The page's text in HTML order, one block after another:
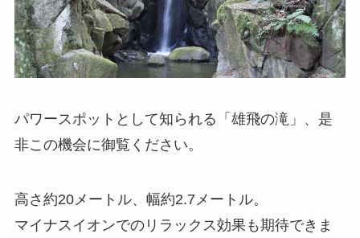
パワースポットとして知られる「雄飛の滝」、是
非この機会に御覧ください。
高さ約20メートル、幅約2.7メートル。
マイナスイオンでのリラックス効果も期待できま